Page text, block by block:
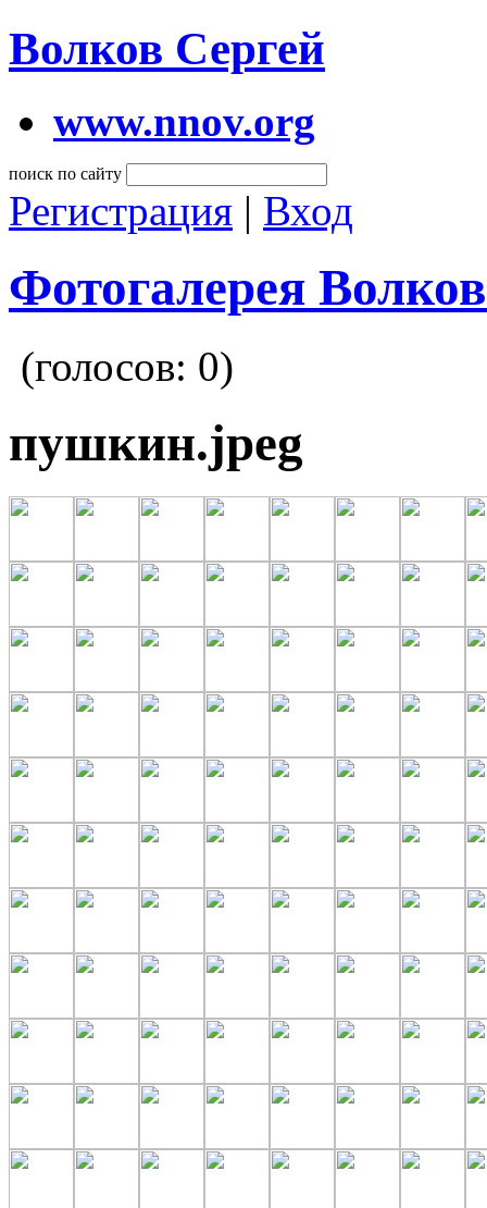
Волков Сергей
www.nnov.org
поиск по сайту
Регистрация | Вход
Фотогалерея
(голосов: 0)
пушкин.jpeg